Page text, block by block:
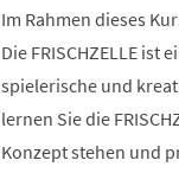
Im Rahmen dieses
Die FRISCHZELLE
spielerische und
lernen Sie die
Konzept stehen und